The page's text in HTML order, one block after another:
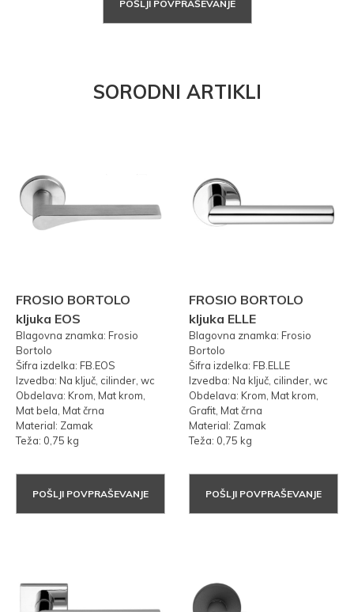
POŠLJI POVPRAŠEVANJE
SORODNI ARTIKLI
FROSIO BORTOLO
kljuka EOS
Blagovna znamka: Frosio
Bortolo
Šifra izdelka: FB.EOS
Izvedba: Na ključ, cilinder, wc
Obdelava: Krom, Mat krom,
Mat bela, Mat črna
Material: Zamak
Teža: 0,75 kg
POŠLJI POVPRAŠEVANJE
FROSIO BORTOLO
kljuka ELLE
Blagovna znamka: Frosio
Bortolo
Šifra izdelka: FB.ELLE
Izvedba: Na ključ, cilinder, wc
Obdelava: Krom, Mat krom,
Grafit, Mat črna
Material: Zamak
Teža: 0,75 kg
POŠLJI POVPRAŠEVANJE